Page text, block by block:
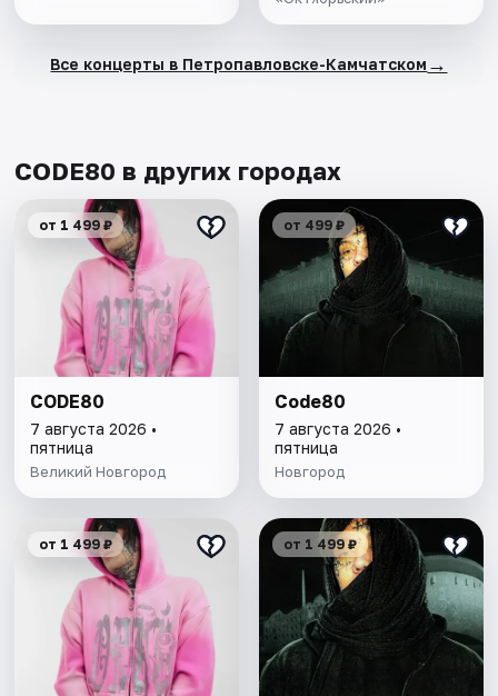
Все концерты в Петропавловске-Камчатском →
CODE80 в других городах
от 1 499 ₽
CODE80
7 августа 2026 •
пятница
Великий Новгород
от 499 ₽
Code80
7 августа 2026 •
пятница
Новгород
от 1 499 ₽ от 1 499 ₽